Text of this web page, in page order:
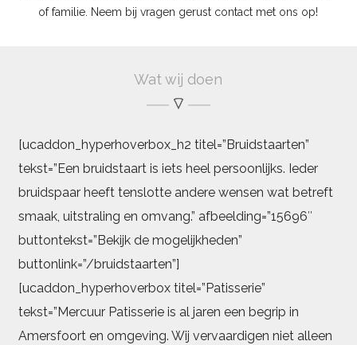
of familie. Neem bij vragen gerust contact met ons op!
Wat wij doen
[ucaddon_hyperhoverbox_h2 titel=”Bruidstaarten”
tekst=”Een bruidstaart is iets heel persoonlijks. Ieder
bruidspaar heeft tenslotte andere wensen wat betreft
smaak, uitstraling en omvang.” afbeelding=”15696″
buttontekst=”Bekijk de mogelijkheden”
buttonlink=”/bruidstaarten”]
[ucaddon_hyperhoverbox titel=”Patisserie”
tekst=”Mercuur Patisserie is al jaren een begrip in
Amersfoort en omgeving. Wij vervaardigen niet alleen